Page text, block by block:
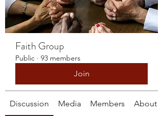
Faith Group
Public · 93 members
Join
Discussion Media Members About